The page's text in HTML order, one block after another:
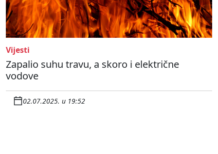
Vijesti
Zapalio suhu travu, a skoro i električne
vodove
02.07.2025. u 19:52